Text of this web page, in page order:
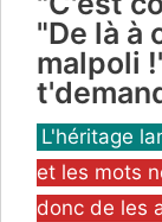
"De là à
malpoli
Catégories
L'héritage
et les mots
donc de les